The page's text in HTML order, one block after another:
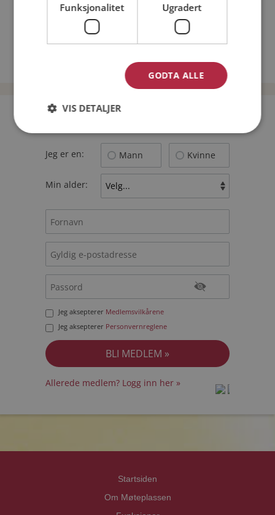
Single synes
Menn fra Nesbyen
Date kvinner i Norge
Bli medlem gratis!
Jeg er en: Mann Kvinne
Min alder:
Jeg aksepterer Medlemsvilkårene
Jeg aksepterer Personvernreglene
Allerede medlem? Logg inn her »
Startsiden
Om Møteplassen
Funksjonalitet Ugradert
GODTA ALLE
VIS DETALJER